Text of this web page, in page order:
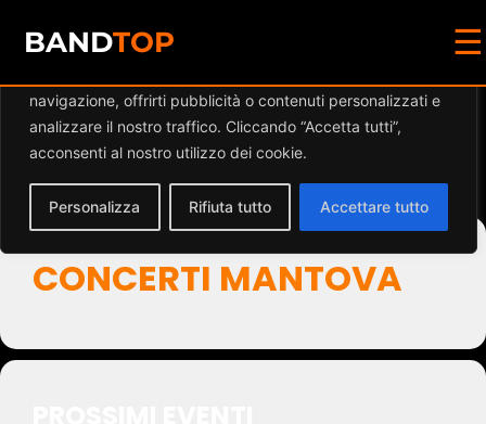
Diamo valore alla tua privacy
navigazione, offrirti pubblicità o contenuti personalizzati e
analizzare il nostro traffico. Cliccando “Accetta tutti”,
acconsenti al nostro utilizzo dei cookie.
Personalizza Rifiuta tutto Accettare tutto
BANDTOP ☰
Events by Event Type
CONCERTI MANTOVA